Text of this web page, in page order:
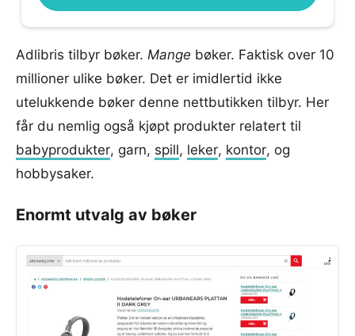
Adlibris tilbyr bøker. Mange bøker. Faktisk over 10
millioner ulike bøker. Det er imidlertid ikke
utelukkende bøker denne nettbutikken tilbyr. Her
får du nemlig også kjøpt produkter relatert til
babyprodukter, garn, spill, leker, kontor, og
hobbysaker.
Enormt utvalg av bøker